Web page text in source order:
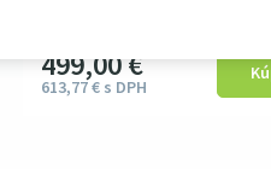
499 00€
613 77€ s DPH